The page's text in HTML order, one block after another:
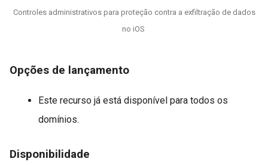
Controles administrativos para proteção contra a exfiltração de dados
no iOS
Opções de lançamento
Este recurso já está disponível para todos os
domínios.
Disponibilidade